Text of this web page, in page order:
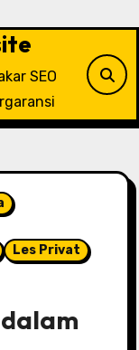
SEO
Les Privat